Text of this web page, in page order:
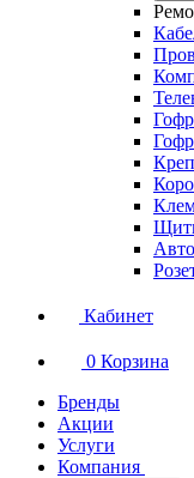
Кабинет
0 Корзина
Бренды
Акции
Услуги
Компания